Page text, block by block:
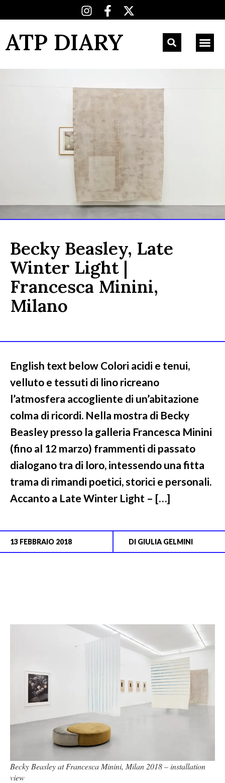
ATP DIARY
Becky Beasley, Late
Winter Light |
Francesca Minini,
Milano
English text below Colori acidi e tenui,
velluto e tessuti di lino ricreano
l’atmosfera accogliente di un’abitazione
colma di ricordi. Nella mostra di Becky
Beasley presso la galleria Francesca Minini
(fino al 12 marzo) frammenti di passato
dialogano tra di loro, intessendo una fitta
trama di rimandi poetici, storici e personali.
Accanto a Late Winter Light – […]
13 FEBBRAIO 2018 DI GIULIA GELMINI
Becky Beasley at Francesca Minini, Milan 2018 – installation
view